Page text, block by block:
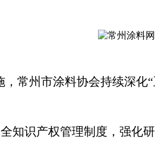
常州市涂料协会持续深化
知识产权管理制度，强